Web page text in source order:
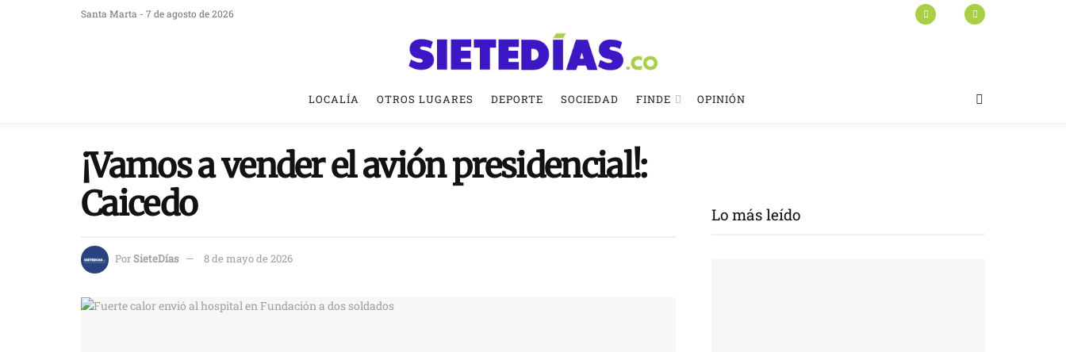
Santa Marta - 7 de agosto de 2026
LOCALÍA OTROS LUGARES DEPORTE SOCIEDAD FINDE OPINIÓN
¡Vamos a vender el avión presidencial!:
Caicedo
PorSieteDías 8 de mayo de 2026
Lo más leído